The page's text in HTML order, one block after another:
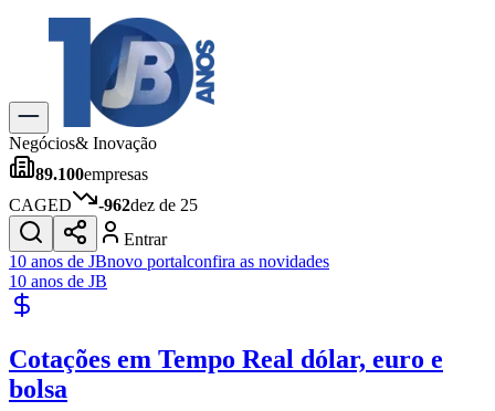
Explore Tudo
Últimas Notícias
Previsão do Tempo
Trânsito e Rotas
Dia a Dia & Lazer
Gastronomia
Cinema & Shows
JogosNovo
Para Sua Empresa
Publicidade Legal
Política
Negócios& Inovação
89.100empresas
CAGED
-962dez de 25
Entrar
10 anos de JBnovo portalconfira as novidades
10 anos de JB
Cotações em Tempo Real dólar, euro e
bolsa